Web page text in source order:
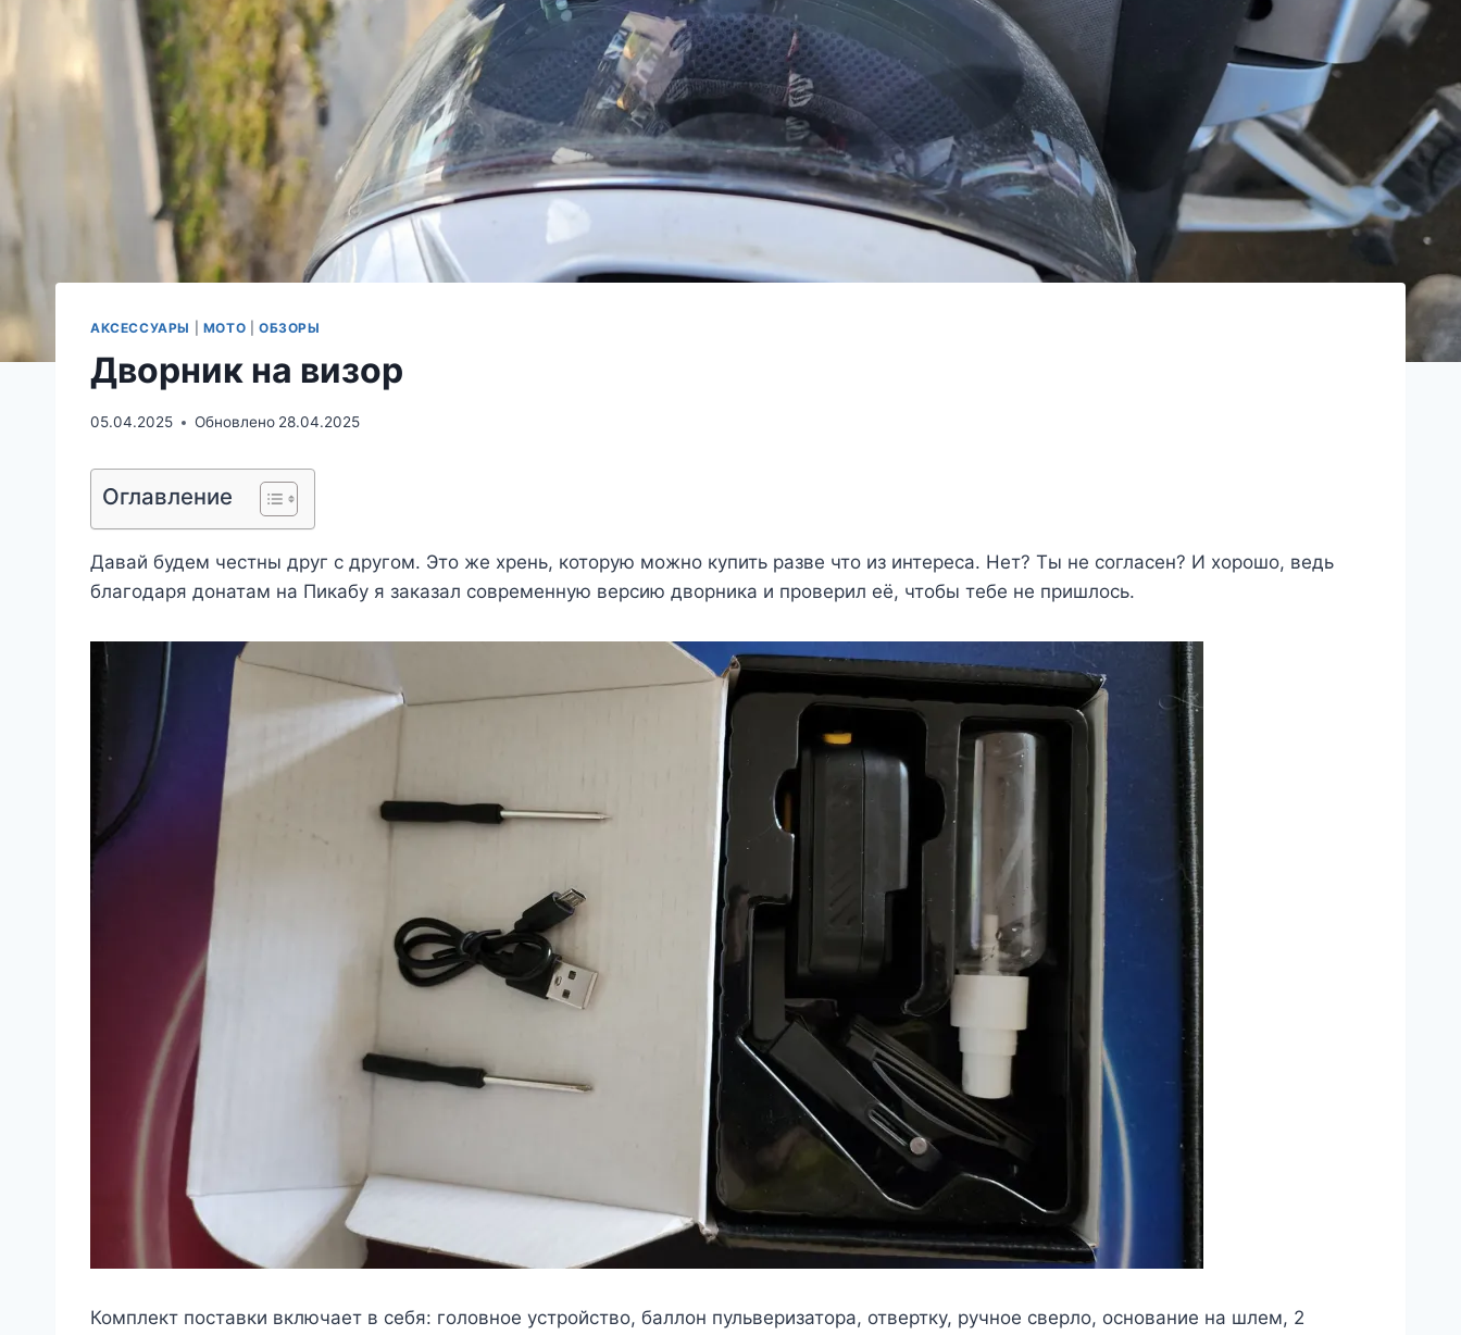
АКСЕССУАРЫ МОТО ОБЗОРЫ
Дворник на визор
05.04.2025 Обновлено 28.04.2025
Оглавление
Давай будем честны друг с другом. Это же хрень, которую можно купить разве что из интереса. Нет? Ты не согласен? И хорошо, ведь
благодаря донатам на Пикабу я заказал современную версию дворника и проверил её, чтобы тебе не пришлось.
Комплект поставки включает в себя: головное устройство, баллон пульверизатора, отвертку, ручное сверло, основание на шлем, 2